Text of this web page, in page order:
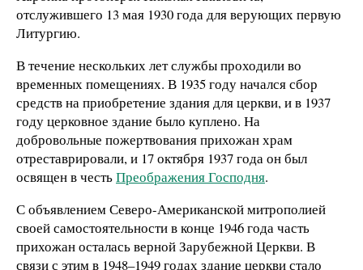
отслужившего 13 мая 1930 года для верующих первую
Литургию.
В течение нескольких лет службы проходили во
временных помещениях. В 1935 году начался сбор
средств на приобретение здания для церкви, и в 1937
году церковное здание было куплено. На
добровольные пожертвования прихожан храм
отреставрировали, и 17 октября 1937 года он был
освящен в честьПреображения Господня.
С объявлением Северо-Американской митрополией
своей самостоятельности в конце 1946 года часть
прихожан осталась верной Зарубежной Церкви. В
связи с этим в 1948–1949 годах здание церкви стало